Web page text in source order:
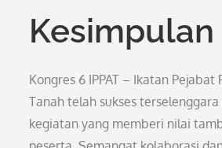
Kesimpulan
Kongres 6 IPPAT – Ikatan Pejabat
Tanah telah sukses
kegiatan yang memberi nilai